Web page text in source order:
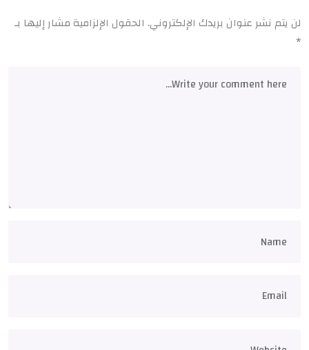
لن يتم نشر عنوان بريدك الإلكتروني. الحقول الإلزامية مشار إليها بـ
*